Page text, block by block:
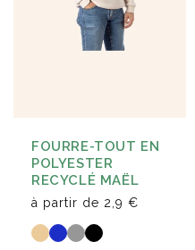
FOURRE-TOUT EN
POLYESTER
RECYCLÉ MAËL
à partir de 2,9 €